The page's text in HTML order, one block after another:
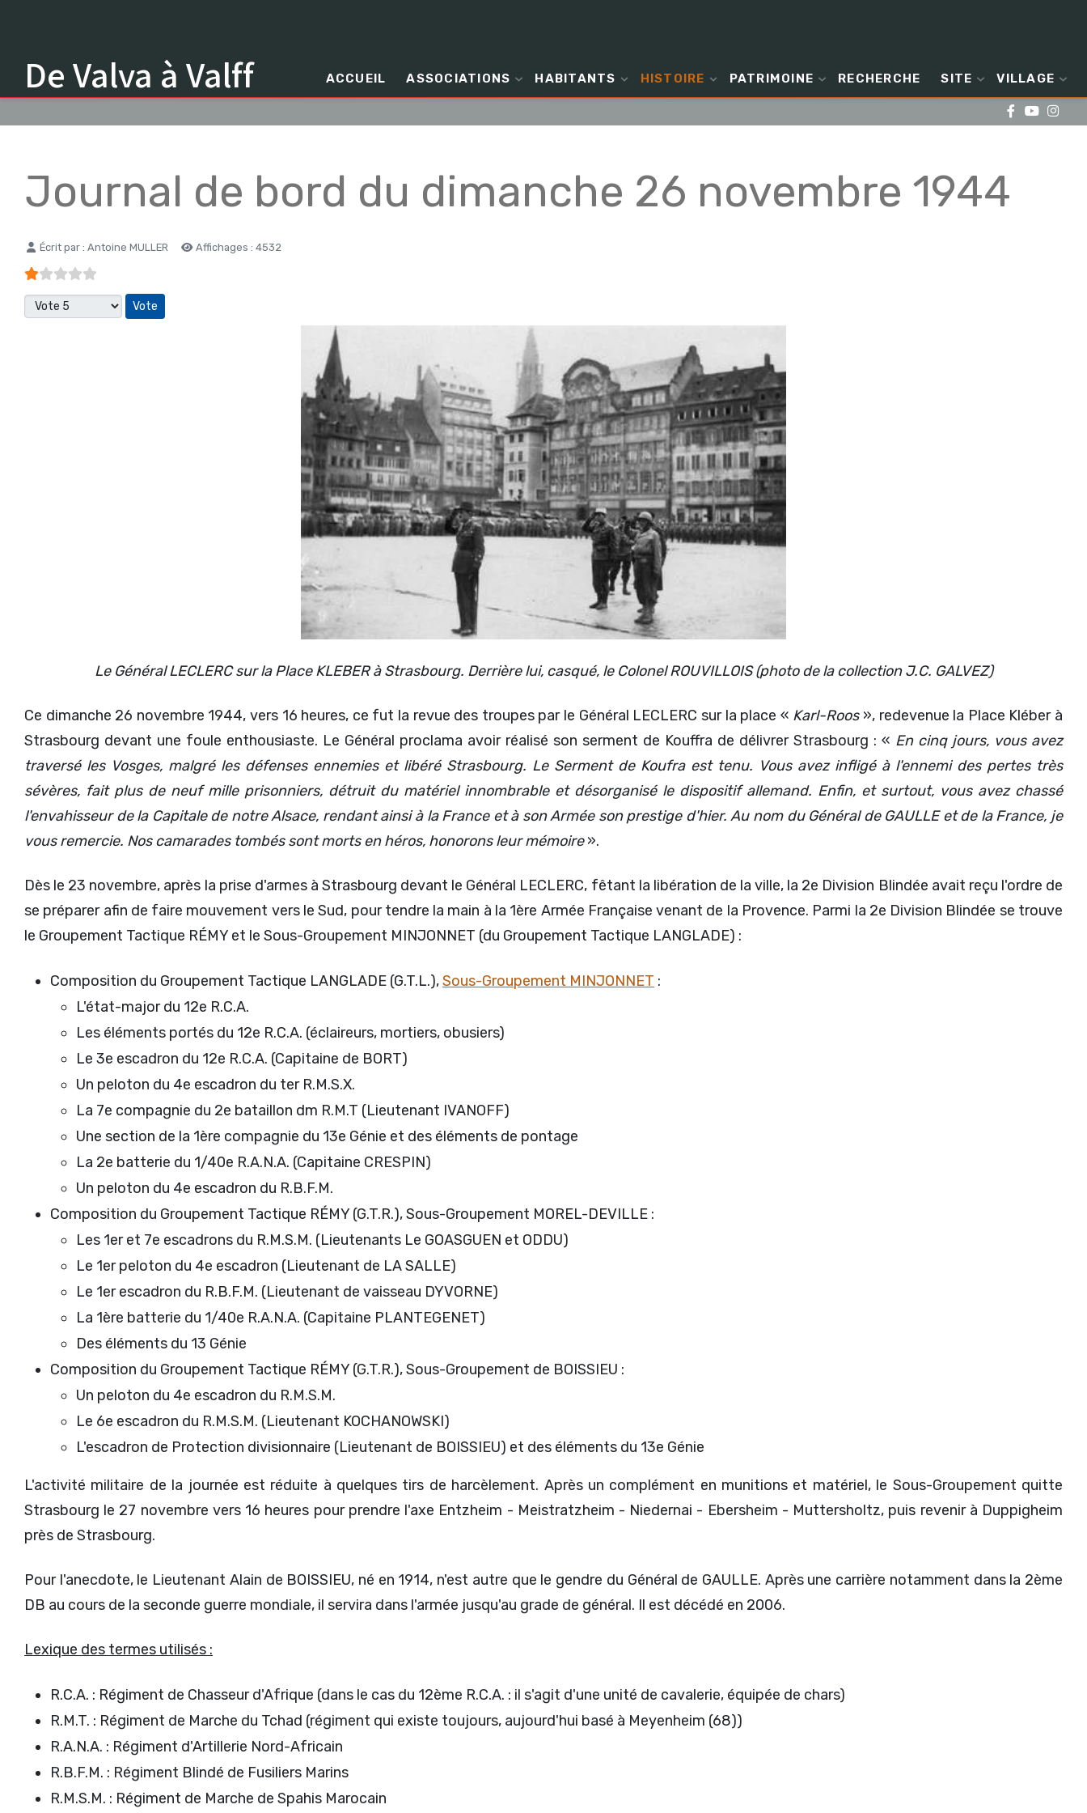
De Valva à Valff ACCUEIL ASSOCIATIONS HABITANTS HISTOIRE PATRIMOINE RECHERCHE SITE VILLAGE
Journal de bord du dimanche 26 novembre 1944
Détails
Écrit par : Antoine MULLER Affichages : 4532
Vote utilisateur:
Veuillez voter
Le Général LECLERC sur la Place KLEBER à Strasbourg. Derrière lui, casqué, le Colonel ROUVILLOIS (photo de la collection J.C. GALVEZ)
Ce dimanche 26 novembre 1944, vers 16 heures, ce fut la revue des troupes par le Général LECLERC sur la place « Karl-Roos», redevenue la Place Kléber à
Strasbourg devant une foule enthousiaste. Le Général proclama avoir réalisé son serment de Kouffra de délivrer Strasbourg : « En cinq jours, vous avez
traversé les Vosges, malgré les défenses ennemies et libéré Strasbourg. Le Serment de Koufra est tenu. Vous avez infligé à l'ennemi des pertes très
sévères, fait plus de neuf mille prisonniers, détruit du matériel innombrable et désorganisé le dispositif allemand. Enfin, et surtout, vous avez chassé
l'envahisseur de la Capitale de notre Alsace, rendant ainsi à la France et à son Armée son prestige d'hier. Au nom du Général de GAULLE et de la France, je
vous remercie. Nos camarades tombés sont morts en héros, honorons leur mémoire».
Dès le 23 novembre, après la prise d'armes à Strasbourg devant le Général LECLERC, fêtant la libération de la ville, la 2e Division Blindée avait reçu l'ordre de
se préparer afin de faire mouvement vers le Sud, pour tendre la main à la 1ère Armée Française venant de la Provence. Parmi la 2e Division Blindée se trouve
le Groupement Tactique RÉMY et le Sous-Groupement MINJONNET (du Groupement Tactique LANGLADE) :
Composition du Groupement Tactique LANGLADE (G.T.L.),Sous-Groupement MINJONNET :
L'état-major du 12e R.C.A.
Les éléments portés du 12e R.C.A. (éclaireurs, mortiers, obusiers)
Le 3e escadron du 12e R.C.A. (Capitaine de BORT)
Un peloton du 4e escadron du ter R.M.S.X.
La 7e compagnie du 2e bataillon dm R.M.T (Lieutenant IVANOFF)
Une section de la 1ère compagnie du 13e Génie et des éléments de pontage
La 2e batterie du 1/40e R.A.N.A. (Capitaine CRESPIN)
Un peloton du 4e escadron du R.B.F.M.
Composition du Groupement Tactique RÉMY (G.T.R.), Sous-Groupement MOREL-DEVILLE :
Les 1er et 7e escadrons du R.M.S.M. (Lieutenants Le GOASGUEN et ODDU)
Le 1er peloton du 4e escadron (Lieutenant de LA SALLE)
Le 1er escadron du R.B.F.M. (Lieutenant de vaisseau DYVORNE)
La 1ère batterie du 1/40e R.A.N.A. (Capitaine PLANTEGENET)
Des éléments du 13 Génie
Composition du Groupement Tactique RÉMY (G.T.R.), Sous-Groupement de BOISSIEU :
Un peloton du 4e escadron du R.M.S.M.
Le 6e escadron du R.M.S.M. (Lieutenant KOCHANOWSKI)
L'escadron de Protection divisionnaire (Lieutenant de BOISSIEU) et des éléments du 13e Génie
L'activité militaire de la journée est réduite à quelques tirs de harcèlement. Après un complément en munitions et matériel, le Sous-Groupement quitte
Strasbourg le 27 novembre vers 16 heures pour prendre l'axe Entzheim - Meistratzheim - Niedernai - Ebersheim - Muttersholtz, puis revenir à Duppigheim
près de Strasbourg.
Pour l'anecdote, le Lieutenant Alain de BOISSIEU, né en 1914, n'est autre que le gendre du Général de GAULLE. Après une carrière notamment dans la 2ème
DB au cours de la seconde guerre mondiale, il servira dans l'armée jusqu'au grade de général. Il est décédé en 2006.
Lexique des termes utilisés :
R.C.A. : Régiment de Chasseur d'Afrique (dans le cas du 12ème R.C.A. : il s'agit d'une unité de cavalerie, équipée de chars)
R.M.T. : Régiment de Marche du Tchad (régiment qui existe toujours, aujourd'hui basé à Meyenheim (68))
R.A.N.A. : Régiment d'Artillerie Nord-Africain
R.B.F.M. : Régiment Blindé de Fusiliers Marins
R.M.S.M. : Régiment de Marche de Spahis Marocain